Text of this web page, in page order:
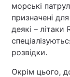
Тема
морські
призначені
деякі –
розвідки.
Окрім цього,